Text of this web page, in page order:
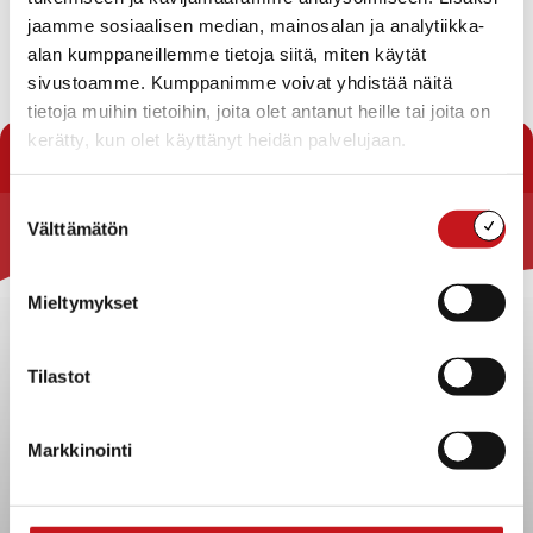
jaamme sosiaalisen median, mainosalan ja analytiikka-
alan kumppaneillemme tietoja siitä, miten käytät
sivustoamme. Kumppanimme voivat yhdistää näitä
tietoja muihin tietoihin, joita olet antanut heille tai joita on
kerätty, kun olet käyttänyt heidän palvelujaan.
valinta
Välttämätön
Mieltymykset
Tilastot
Markkinointi
Koulukuljetus
« Lomakkeet
Yhteystiedot
Strategiat, ohjelmat, ohjeet, suunnitelmat, säännöt ja
Evästeet